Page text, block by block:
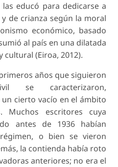
educó para dedicarse a
de crianza según la moral
económico, basado
al país en una dilatada
cultural (Eiroa, 2012).
años que siguieron
caracterizaron,
cierto vacío en el ámbito
Muchos escritores cuya
antes de 1936 habían
o bien se vieron
la contienda había roto
anteriores; no era el